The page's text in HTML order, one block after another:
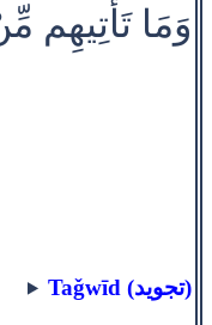
وَمَا تَأْتِيهِم
Taǧwīd (تجويد)